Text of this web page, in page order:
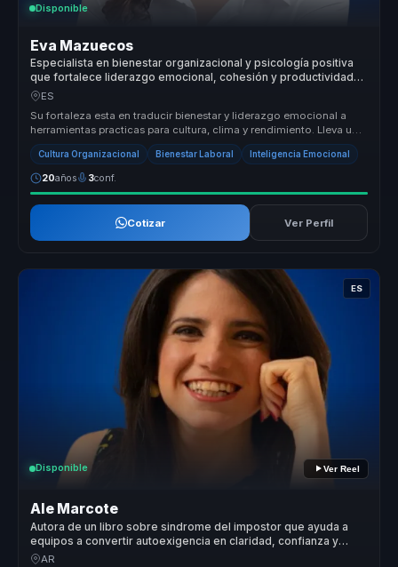
Disponible
Eva Mazuecos
Especialista en bienestar organizacional y psicología positiva
que fortalece liderazgo emocional, cohesión y productividad
en equipos.
ES
Su fortaleza esta en traducir bienestar y liderazgo emocional a
herramientas practicas para cultura, clima y rendimiento. Lleva una
conve...
Cultura Organizacional Bienestar Laboral Inteligencia Emocional
20años 3conf.
Cotizar Ver Perfil
ES
Disponible Ver Reel
Ale Marcote
Autora de un libro sobre sindrome del impostor que ayuda a
equipos a convertir autoexigencia en claridad, confianza y
participacion.
AR